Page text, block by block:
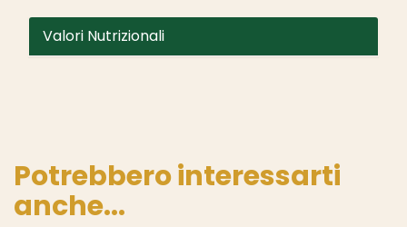
Valori Nutrizionali
Potrebbero interessarti
anche...